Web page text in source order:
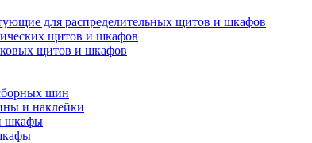
для распределительных щитов и шкафов
щитов и шкафов
щитов и шкафов
шин
и наклейки
шкафы